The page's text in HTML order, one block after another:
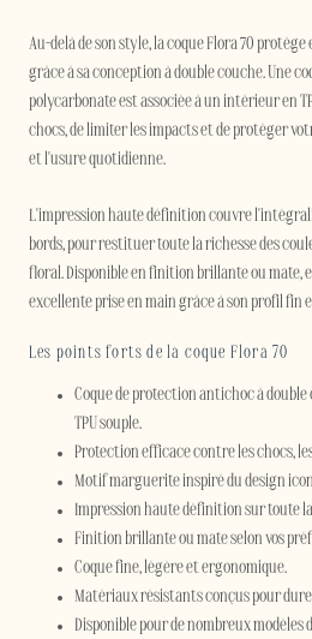
Au-delà de son style, la coque Flora 70
grâce à sa conception à double couche. Une
polycarbonate est associée à un intérieur en
chocs, de limiter les impacts et de protéger
et l'usure quotidienne.
L'impression haute définition couvre
bords, pour restituer toute la richesse des
floral. Disponible en finition brillante ou mate,
excellente prise en main grâce à son profil fin
Les points forts de la coque Flora 70
Coque de protection antichoc à
TPU souple.
Protection efficace contre les chocs,
Motif marguerite inspiré du design
Impression haute définition sur toute
Finition brillante ou mate selon vos
Coque fine, légère et ergonomique.
Matériaux résistants conçus pour
Disponible pour de nombreux modèles